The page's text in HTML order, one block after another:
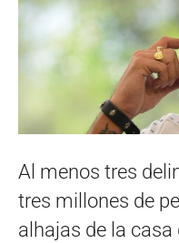
Al menos tres
tres millones de
alhajas de la